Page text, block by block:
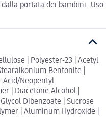
portata dei bambini. Uso
| Polyester-23 | Acetyl
Bentonite |
Acid/Neopentyl
| Diacetone Alcohol |
Dibenzoate | Sucrose
| Aluminum Hydroxide |